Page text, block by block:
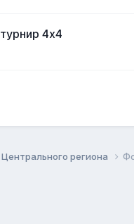
4х4
региона